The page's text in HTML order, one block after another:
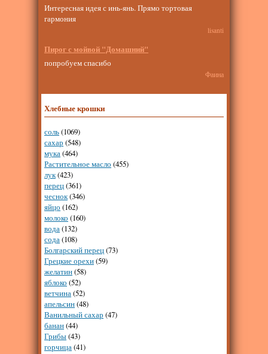
Интересная идея с инь-янь. Прямо тортовая
гармония
lisanti
Пирог с мойвой "Домашний"
попробуем спасибо
Фаина
Хлебные крошки
соль(1069)
сахар (548)
мука(464)
Растительное масло (455)
лук(423)
перец(361)
чеснок(346)
яйцо (162)
молоко (160)
вода(132)
сода(108)
Болгарский перец(73)
Грецкие орехи(59)
желатин(58)
яблоко (52)
ветчина(52)
апельсин(48)
Ванильный сахар (47)
банан(44)
Грибы(43)
горчица(41)